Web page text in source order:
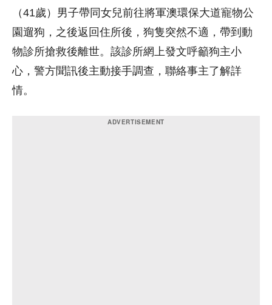
（41歲）男子帶同女兒前往將軍澳環保大道寵物公
園遛狗，之後返回住所後，狗隻突然不適，帶到動
物診所搶救後離世。該診所網上發文呼籲狗主小
心，警方聞訊後主動接手調查，聯絡事主了解詳
情。